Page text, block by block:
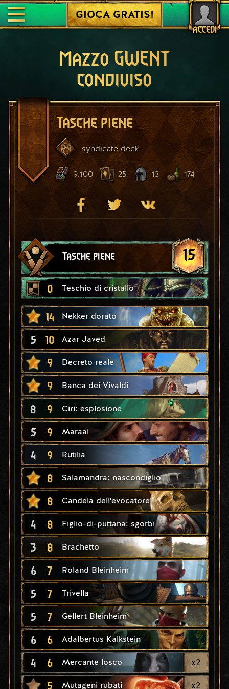
ACCEDI
GIOCA GRATIS!
Mazzo GWENT
condiviso
Tasche piene
syndicate deck
9.100 25 13 174
Tasche piene 15
0 Teschio di cristallo
14 Nekker dorato
5 10 Azar Javed
9 Decreto reale
9 Banca dei Vivaldi
8 9 Ciri: esplosione
5 9 Maraal
4 9 Rutilia
8 Salamandra: nascondiglio
8 Candela dell'evocatore
4 8 Figlio-di-puttana: sgorbi
3 8 Brachetto
6 7 Roland Bleinheim
5 7 Trivella
5 7 Gellert Bleinheim
6 6 Adalbertus Kalkstein
4 6 Mercante losco x2
5 Mutageni rubati x2